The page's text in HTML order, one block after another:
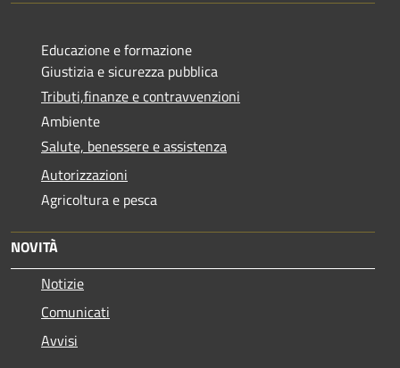
Educazione e formazione
Giustizia e sicurezza pubblica
Tributi,finanze e contravvenzioni
Ambiente
Salute, benessere e assistenza
Autorizzazioni
Agricoltura e pesca
NOVITÀ
Notizie
Comunicati
Avvisi